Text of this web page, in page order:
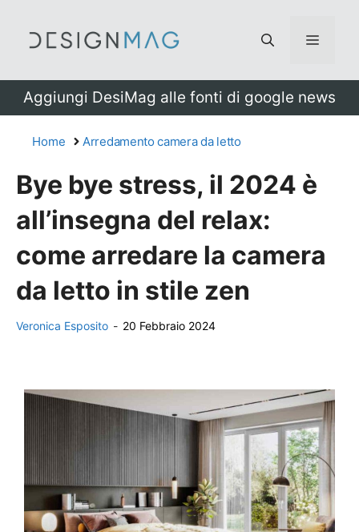
Menu
Aggiungi DesiMag alle fonti di google news
Home Arredamento camera da letto
Bye bye stress, il 2024 è
all’insegna del relax:
come arredare la camera
da letto in stile zen
Veronica Esposito - 20 Febbraio 2024